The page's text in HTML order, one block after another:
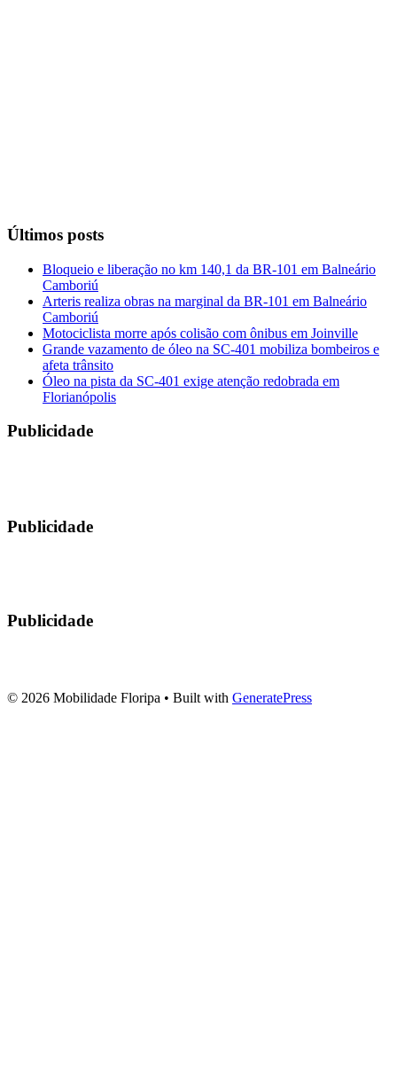
Últimos posts
Bloqueio e liberação no km 140,1 da BR-101 em Balneário
Camboriú
Arteris realiza obras na marginal da BR-101 em Balneário
Camboriú
Motociclista morre após colisão com ônibus em Joinville
Grande vazamento de óleo na SC-401 mobiliza bombeiros e
afeta trânsito
Óleo na pista da SC-401 exige atenção redobrada em
Florianópolis
Publicidade
Publicidade
Publicidade
© 2026 Mobilidade Floripa • Built with GeneratePress